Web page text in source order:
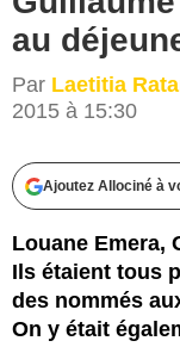
au
Par Laetitia
2015 à 15:30
Ajoutez Allociné à
Louane Emera,
Ils étaient tous
des nommés
On y était